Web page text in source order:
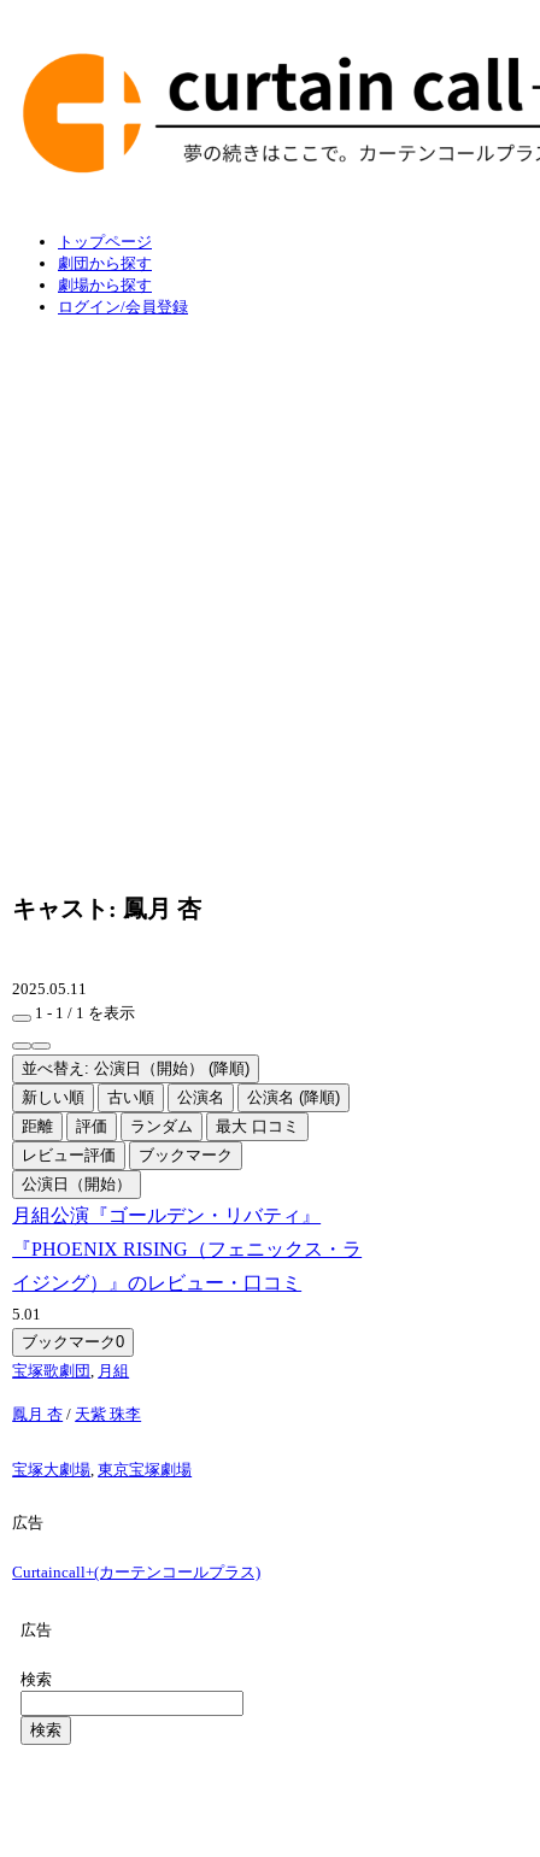
トップページ
劇団から探す
劇場から探す
ログイン/会員登録
キャスト: 鳳月 杏
2025.05.11
1 - 1 / 1 を表示
並べ替え: 公演日（開始） (降順)
新しい順
古い順 公演名
公演名 (降順)
距離
評価 ランダム
最大 口コミ
レビュー評価
ブックマーク
公演日（開始）
月組公演『ゴールデン・リバティ』
『PHOENIX RISING（フェニックス・ラ
イジング）』のレビュー・口コミ
5.01
ブックマーク0
宝塚歌劇団, 月組
鳳月 杏 / 天紫 珠李
宝塚大劇場,東京宝塚劇場
広告
Curtaincall+(カーテンコールプラス)
広告
検索
検索